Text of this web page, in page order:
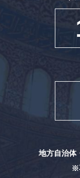
地方自治
※